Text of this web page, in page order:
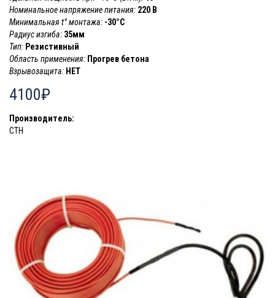
Номинальное напряжение питания: 220 В
Минимальная t° монтажа: -30°C
Радиус изгиба: 35мм
Тип: Резистивный
Область применения: Прогрев бетона
Взрывозащита: НЕТ
4100₽
Производитель:
СТН